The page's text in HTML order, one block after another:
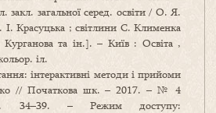
закл. загальної серед. освіти / О. Я.
Красуцька ; світлини С. Клименка
та ін.]. – Київ : Освіта ,
іл.
інтерактивні методи і прийоми
// Початкова шк. – 2017. – № 4
– Режим доступу: